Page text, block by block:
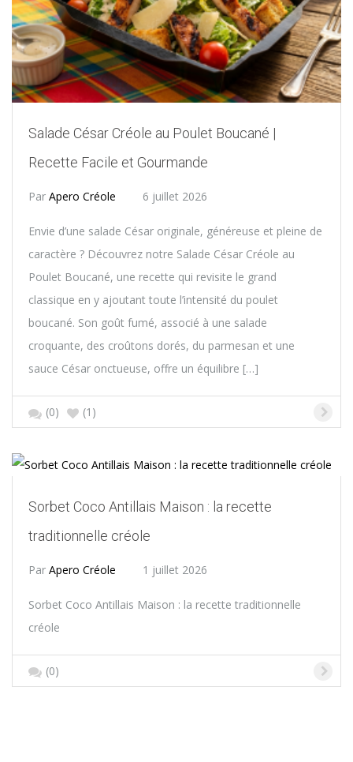
Salade César Créole au Poulet Boucané |
Recette Facile et Gourmande
Par Apero Créole 6 juillet 2026
Envie d’une salade César originale, généreuse et pleine de
caractère ? Découvrez notre Salade César Créole au
Poulet Boucané, une recette qui revisite le grand
classique en y ajoutant toute l’intensité du poulet
boucané. Son goût fumé, associé à une salade
croquante, des croûtons dorés, du parmesan et une
sauce César onctueuse, offre un équilibre […]
(0) (1)
Sorbet Coco Antillais Maison : la recette
traditionnelle créole
Par Apero Créole 1 juillet 2026
Sorbet Coco Antillais Maison : la recette traditionnelle
créole
(0)